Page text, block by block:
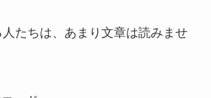
たちは、あまり文章は読みませ